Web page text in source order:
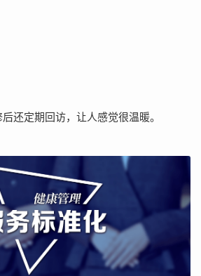
还定期回访，让人感觉很温暖。